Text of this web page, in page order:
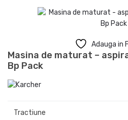
Adauga in
Masina de maturat –
Bp Pack
Tractiune